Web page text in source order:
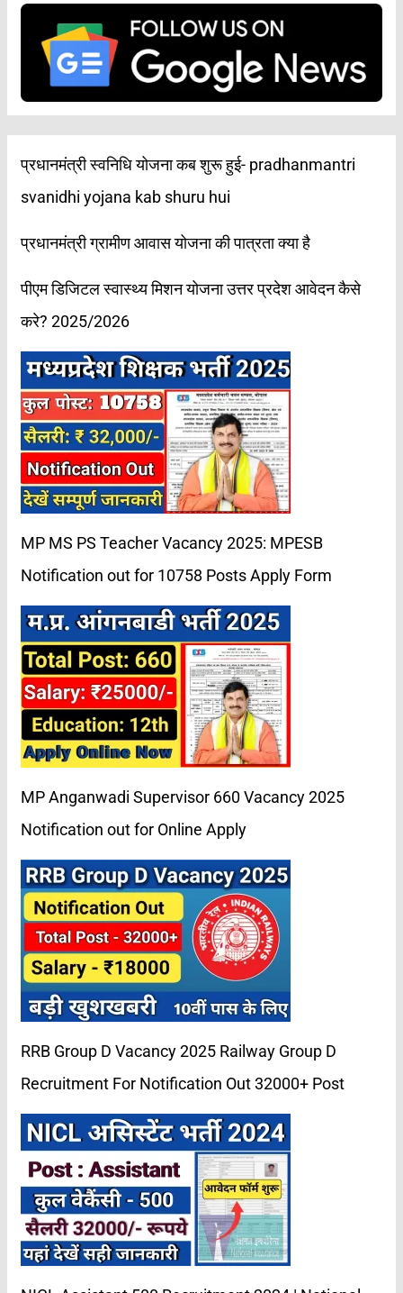
प्रधानमंत्री स्वनिधि योजना कब शुरू हुई- pradhanmantri
svanidhi yojana kab shuru hui
प्रधानमंत्री ग्रामीण आवास योजना की पात्रता क्या है
पीएम डिजिटल स्वास्थ्य मिशन योजना उत्तर प्रदेश आवेदन कैसे
करे? 2025/2026
MP MS PS Teacher Vacancy 2025: MPESB
Notification out for 10758 Posts Apply Form
MP Anganwadi Supervisor 660 Vacancy 2025
Notification out for Online Apply
RRB Group D Vacancy 2025 Railway Group D
Recruitment For Notification Out 32000+ Post